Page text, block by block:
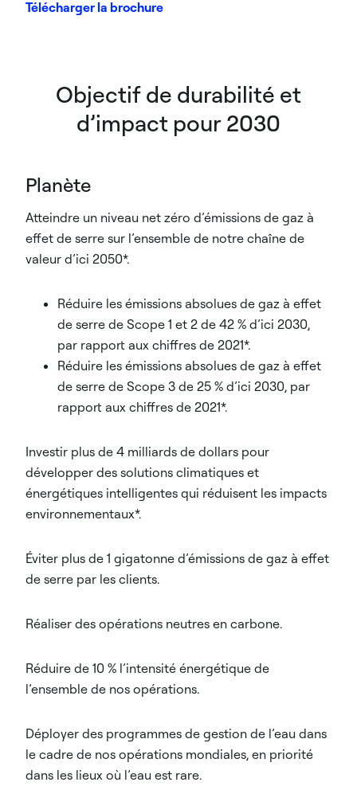
Télécharger la brochure
Objectif de durabilité et
d’impact pour 2030
Planète
Atteindre un niveau net zéro d’émissions de gaz à
effet de serre sur l’ensemble de notre chaîne de
valeur d’ici 2050*.
Réduire les émissions absolues de gaz à effet
de serre de Scope 1 et 2 de 42 % d’ici 2030,
par rapport aux chiffres de 2021*.
Réduire les émissions absolues de gaz à effet
de serre de Scope 3 de 25 % d’ici 2030, par
rapport aux chiffres de 2021*.
Investir plus de 4 milliards de dollars pour
développer des solutions climatiques et
énergétiques intelligentes qui réduisent les impacts
environnementaux*.
Éviter plus de 1 gigatonne d’émissions de gaz à effet
de serre par les clients.
Réaliser des opérations neutres en carbone.
Réduire de 10 % l’intensité énergétique de
l’ensemble de nos opérations.
Déployer des programmes de gestion de l’eau dans
le cadre de nos opérations mondiales, en priorité
dans les lieux où l’eau est rare.